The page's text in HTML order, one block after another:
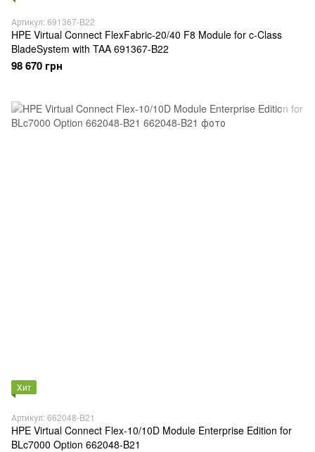
Артикул: 691367-B22
HPE Virtual Connect FlexFabric-20/40 F8 Module for c-Class
BladeSystem with TAA 691367-B22
98 670 грн
Хит
Артикул: 662048-B21
HPE Virtual Connect Flex-10/10D Module Enterprise Edition for
BLc7000 Option 662048-B21